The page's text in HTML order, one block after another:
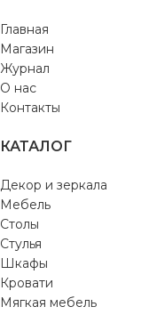
Главная
Магазин
Журнал
О нас
Контакты
КАТАЛОГ
Декор и зеркала
Мебель
Столы
Стулья
Шкафы
Кровати
Мягкая мебель